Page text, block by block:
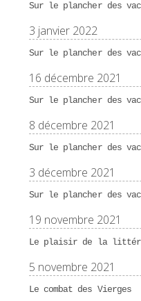
Sur le plancher des
3 janvier 2022
Sur le plancher des
16 décembre 2021
Sur le plancher des
8 décembre 2021
Sur le plancher des
3 décembre 2021
Sur le plancher des
19 novembre 2021
Le plaisir de la
5 novembre 2021
Le combat des Vierges